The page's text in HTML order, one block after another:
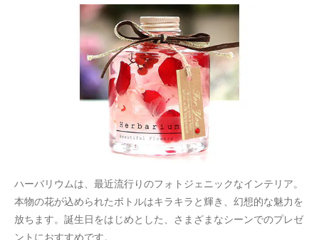
ハーバリウムは、最近流行りのフォトジェニックなインテリア。
本物の花が込められたボトルはキラキラと輝き、幻想的な魅力を
放ちます。誕生日をはじめとした、さまざまなシーンでのプレゼ
ントにおすすめです。